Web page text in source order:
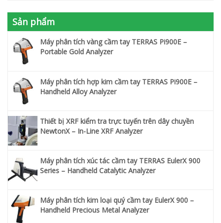
Sản phẩm
Máy phân tích vàng cầm tay TERRAS Pi900E –
Portable Gold Analyzer
Máy phân tích hợp kim cầm tay TERRAS Pi900E –
Handheld Alloy Analyzer
Thiết bị XRF kiểm tra trực tuyến trên dây chuyền
NewtonX – In-Line XRF Analyzer
Máy phân tích xúc tác cầm tay TERRAS EulerX 900
Series – Handheld Catalytic Analyzer
Máy phân tích kim loại quý cầm tay EulerX 900 –
Handheld Precious Metal Analyzer